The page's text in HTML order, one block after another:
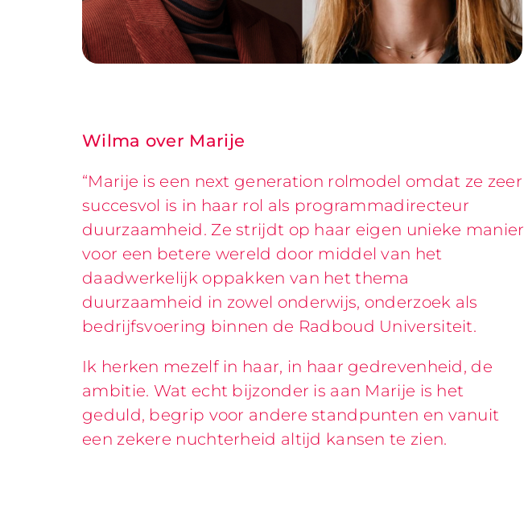
Wilma over Marije
“Marije is een next generation rolmodel omdat ze zeer
succesvol is in haar rol als programmadirecteur
duurzaamheid. Ze strijdt op haar eigen unieke manier
voor een betere wereld door middel van het
daadwerkelijk oppakken van het thema
duurzaamheid in zowel onderwijs, onderzoek als
bedrijfsvoering binnen de Radboud Universiteit.
Ik herken mezelf in haar, in haar gedrevenheid, de
ambitie. Wat echt bijzonder is aan Marije is het
geduld, begrip voor andere standpunten en vanuit
een zekere nuchterheid altijd kansen te zien.